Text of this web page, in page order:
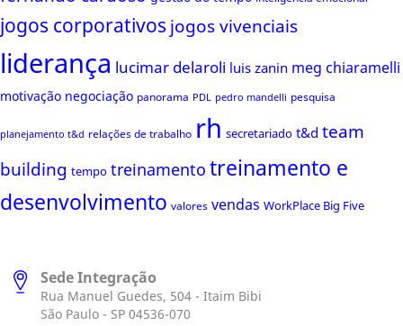
jogos corporativos jogos vivenciais
liderança lucimar delaroli luis zanin meg chiaramelli
motivação negociação panorama PDL pedro mandelli pesquisa
planejamento t&d relações de trabalho rh secretariado t&d team
building tempo treinamentotreinamento e
desenvolvimento valores vendas WorkPlace Big Five
Sede Integração
Rua Manuel Guedes, 504 - Itaim Bibi
São Paulo - SP 04536-070